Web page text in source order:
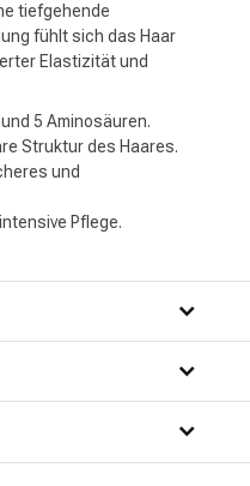
tiefgehende
fühlt sich das Haar
Elastizität und
5 Aminosäuren.
Struktur des Haares.
und
Pflege.